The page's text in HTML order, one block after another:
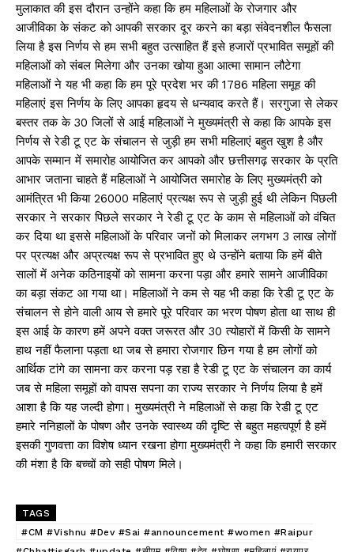
मुलाकात की इस दौरान उन्होंने कहा कि हम महिलाओं के रोजगार और
आजीविका के संकट को आपकी सरकार दूर करने का बड़ा संवेदनशील फैसला
लिया है इस निर्णय से हम सभी बहुत उत्साहित हैं इसे हजारों प्रभावित समूहों की
महिलाओं को संबल मिलेगा और उनका खोया हुआ आत्मा सामान लौटेगा
महिलाओं ने यह भी कहा कि हम पूरे प्रदेश भर की 1786 महिला समूह की
महिलाएं इस निर्णय के लिए आपका हृदय से धन्यवाद करते हैं। सरगुजा से लेकर
बस्तर तक के 30 जिलों से आई महिलाओं ने मुख्यमंत्री से कहा कि आपके इस
निर्णय से रेडी टू एट के संचालन से जुड़ी हम सभी महिलाएं बहुत खुश है और
आपके सम्मान में समारोह आयोजित कर आपको और छत्तीसगढ़ सरकार के प्रति
आभार जताना चाहते हैं महिलाओं ने आयोजित समारोह के लिए मुख्यमंत्री को
आमंत्रित भी किया 26000 महिलाएं प्रत्यक्ष रूप से जुड़ी हुई थी लेकिन पिछली
सरकार ने सरकार पिछले सरकार ने रेडी टू एट के काम से महिलाओं को वंचित
कर दिया था इससे महिलाओं के परिवार जनों को मिलाकर लगभग 3 लाख लोगों
पर प्रत्यक्ष और अप्रत्यक्ष रूप से प्रभावित हुए थे उन्होंने बताया कि हमें बीते
सालों में अनेक कठिनाइयों को सामना करना पड़ा और हमारे सामने आजीविका
का बड़ा संकट आ गया था। महिलाओं ने कम से यह भी कहा कि रेडी टू एट के
संचालन से होने वाली आय से हमारे पूरे परिवार का भरण पोषण होता था साथ ही
इस आई के कारण हमें अपने वक्त जरूरत और 30 त्योहारों में किसी के सामने
हाथ नहीं फैलाना पड़ता था जब से हमारा रोजगार छिन गया है हम लोगों को
आर्थिक टांगे का सामना कर करना पड़ रहा है रेडी टू एट के संचालन का कार्य
जब से महिला समूहों को वापस सपना का राज्य सरकार ने निर्णय लिया है हमें
आशा है कि यह जल्दी होगा। मुख्यमंत्री ने महिलाओं से कहा कि रेडी टू एट
हमारे ननिहालों के पोषण और उनके स्वास्थ्य की दृष्टि से बहुत महत्वपूर्ण है हमें
इसकी गुणवत्ता का विशेष ध्यान रखना होगा मुख्यमंत्री ने कहा कि हमारी सरकार
की मंशा है कि बच्चों को सही पोषण मिले।
TAGS
#CM #Vishnu #Dev #Sai #announcement #women #Raipur